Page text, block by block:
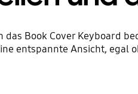
das Book Cover Keyboard
entspannte Ansicht, egal